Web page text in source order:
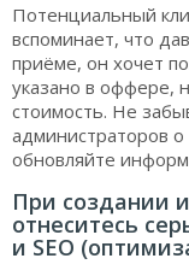
Потенциальный
вспоминает, что
приёме, он хочет
указано в оффере,
стоимость. Не
администраторов
обновляйте
При создании
отнеситесь
и SEO